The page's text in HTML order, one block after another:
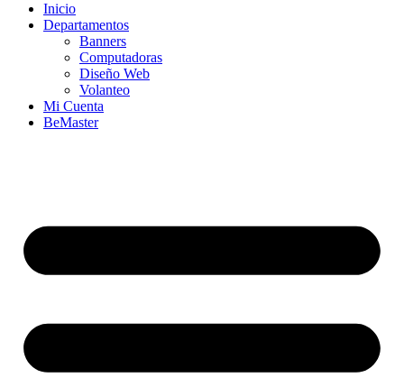
Inicio
Departamentos
Banners
Computadoras
Diseño Web
Volanteo
Mi Cuenta
BeMaster